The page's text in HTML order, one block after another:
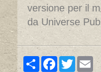
versione per il
da Universe
Share FacebookTwitter